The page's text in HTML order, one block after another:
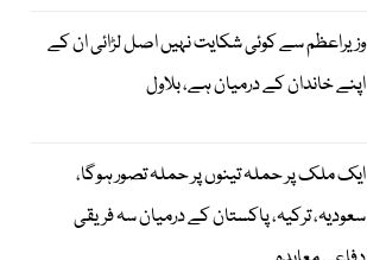
وزیراعظم سے کوئی شکایت نہیں اصل لڑائی ان کے
اپنے خاندان کے درمیان ہے، بلاول
ایک ملک پر حملہ تینوں پر حملہ تصور ہوگا،
سعودیہ، ترکیہ، پاکستان کے درمیان سہ فریقی